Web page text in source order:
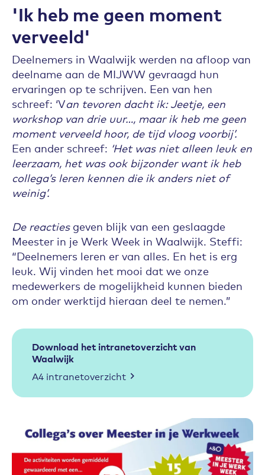
'Ik heb me geen moment
verveeld'
Deelnemers in Waalwijk werden na afloop van
deelname aan de MIJWW gevraagd hun
ervaringen op te schrijven. Een van hen
schreef: ‘Van tevoren dacht ik: Jeetje, een
workshop van drie uur…, maar ik heb me geen
moment verveeld hoor, de tijd vloog voorbij’.
Een ander schreef: ‘Het was niet alleen leuk en
leerzaam, het was ook bijzonder want ik heb
collega’s leren kennen die ik anders niet of
weinig’.
De reacties geven blijk van een geslaagde
Meester in je Werk Week in Waalwijk. Steffi:
“Deelnemers leren er van alles. En het is erg
leuk. Wij vinden het mooi dat we onze
medewerkers de mogelijkheid kunnen bieden
om onder werktijd hieraan deel te nemen.”
Download het intranetoverzicht van
Waalwijk
A4 intranetoverzicht